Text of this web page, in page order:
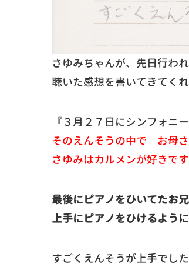
さゆみちゃんが、先日行わ
聴いた感想を書いてきてくれ
『３月２７日にシンフォニ
そのえんそうの中で お母
さゆみはカルメンが好きです
最後にピアノをひいてたお
上手にピアノをひけるよう
すごくえんそうが上手でした